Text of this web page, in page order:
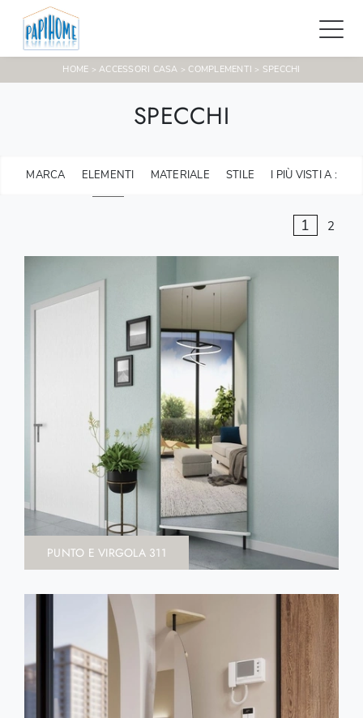
HOME >ACCESSORI CASA > COMPLEMENTI > SPECCHI
SPECCHI
MARCA ELEMENTI MATERIALE STILE I PIÙ VISTI A :
1 2
PUNTO E VIRGOLA 311